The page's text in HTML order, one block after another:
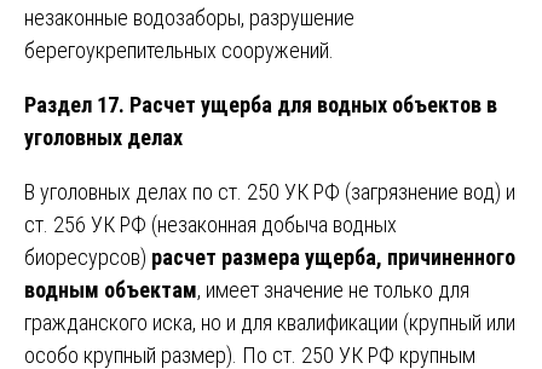
незаконные водозаборы, разрушение
берегоукрепительных сооружений.
Раздел 17. Расчет ущерба для водных объектов в
уголовных делах
В уголовных делах по ст. 250 УК РФ (загрязнение вод) и
ст. 256 УК РФ (незаконная добыча водных
биоресурсов) расчет размера ущерба, причиненного
водным объектам, имеет значение не только для
гражданского иска, но и для квалификации (крупный или
особо крупный размер). По ст. 250 УК РФ крупным